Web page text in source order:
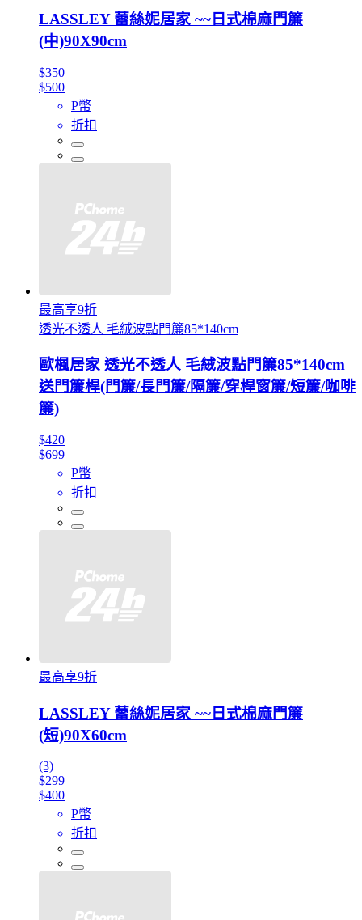
LASSLEY 蕾絲妮居家 ~~日式棉麻門簾
(中)90X90cm
$350
$500
P幣
折扣
最高享9折
透光不透人 毛絨波點門簾85*140cm
歐楓居家 透光不透人 毛絨波點門簾85*140cm
送門簾桿(門簾/長門簾/隔簾/穿桿窗簾/短簾/咖啡
簾)
$420
$699
P幣
折扣
最高享9折
LASSLEY 蕾絲妮居家 ~~日式棉麻門簾
(短)90X60cm
(3)
$299
$400
P幣
折扣